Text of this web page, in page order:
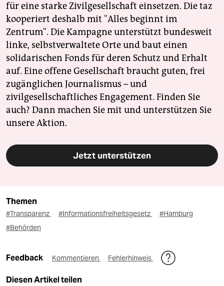
für eine starke Zivilgesellschaft einsetzen. Die taz
kooperiert deshalb mit "Alles beginnt im
Zentrum". Die Kampagne unterstützt bundesweit
linke, selbstverwaltete Orte und baut einen
solidarischen Fonds für deren Schutz und Erhalt
auf. Eine offene Gesellschaft braucht guten, frei
zugänglichen Journalismus – und
zivilgesellschaftliches Engagement. Finden Sie
auch? Dann machen Sie mit und unterstützen Sie
unsere Aktion.
Jetzt unterstützen
Themen
#Transparenz #Informationsfreiheitsgesetz
#Hamburg
#Behörden
Feedback Kommentieren Fehlerhinweis
Diesen Artikel teilen